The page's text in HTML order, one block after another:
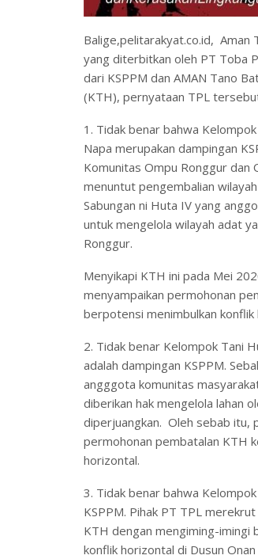
Balige,pelitarakyat.co.id, Aman
yang diterbitkan oleh PT Toba
dari KSPPM dan AMAN Tano
(KTH), pernyataan TPL
1. Tidak benar bahwa
Napa merupakan dampingan
Komunitas Ompu Ronggur dan
menuntut pengembalian
Sabungan ni Huta IV yang
untuk mengelola wilayah adat
Ronggur.
Menyikapi KTH ini pada Mei
menyampaikan permohonan
berpotensi menimbulkan konflik
2. Tidak benar Kelompok Tani
adalah dampingan KSPPM.
angggota komunitas
diberikan hak mengelola lahan
diperjuangkan. Oleh sebab itu,
permohonan pembatalan KTH
horizontal.
3. Tidak benar bahwa
KSPPM. Pihak PT TPL
KTH dengan mengiming-imingi
konflik horizontal di Dusun